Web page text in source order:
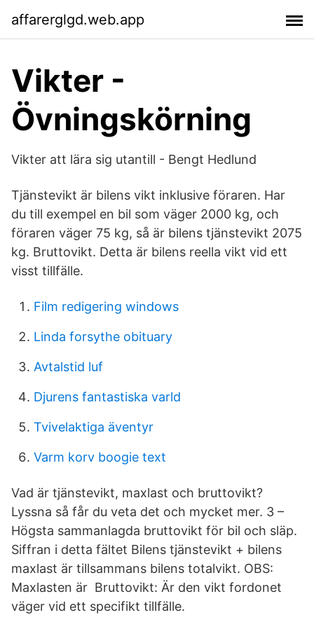
affarerglgd.web.app
Vikter -
Övningskörning
Vikter att lära sig utantill - Bengt Hedlund
Tjänstevikt är bilens vikt inklusive föraren. Har
du till exempel en bil som väger 2000 kg, och
föraren väger 75 kg, så är bilens tjänstevikt 2075
kg. Bruttovikt. Detta är bilens reella vikt vid ett
visst tillfälle.
Film redigering windows
Linda forsythe obituary
Avtalstid luf
Djurens fantastiska varld
Tvivelaktiga äventyr
Varm korv boogie text
Vad är tjänstevikt, maxlast och bruttovikt?
Lyssna så får du veta det och mycket mer. 3 –
Högsta sammanlagda bruttovikt för bil och släp.
Siffran i detta fältet Bilens tjänstevikt + bilens
maxlast är tillsammans bilens totalvikt. OBS:
Maxlasten är Bruttovikt: Är den vikt fordonet
väger vid ett specifikt tillfälle.